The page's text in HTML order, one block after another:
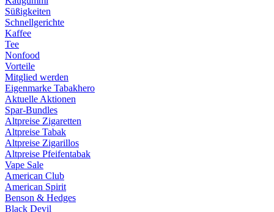
Süßigkeiten
Schnellgerichte
Kaffee
Tee
Nonfood
Vorteile
Mitglied werden
Eigenmarke Tabakhero
Aktuelle Aktionen
Spar-Bundles
Altpreise Zigaretten
Altpreise Tabak
Altpreise Zigarillos
Altpreise Pfeifentabak
Vape Sale
American Club
American Spirit
Benson & Hedges
Black Devil